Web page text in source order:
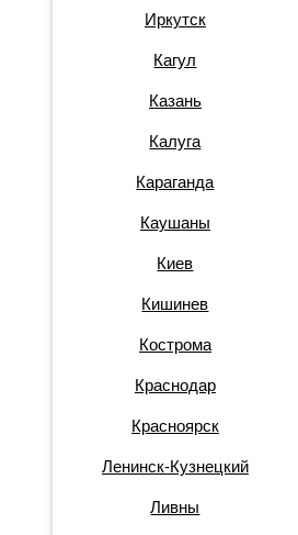
Иркутск
Кагул
Казань
Калуга
Караганда
Каушаны
Киев
Кишинев
Кострома
Краснодар
Красноярск
Ленинск-Кузнецкий
Ливны